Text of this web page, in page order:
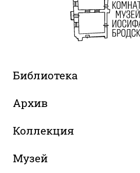
Библиотека
Архив
Коллекция
Музей